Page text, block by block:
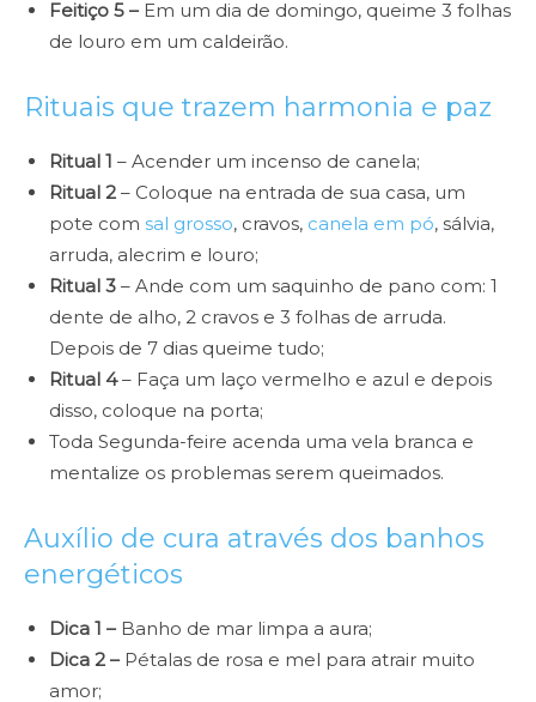
Feitiço 5 – Em um dia de domingo, queime 3 folhas
de louro em um caldeirão.
Rituais que trazem harmonia e paz
Ritual 1 – Acender um incenso de canela;
Ritual 2 – Coloque na entrada de sua casa, um
pote com sal grosso, cravos, canela em pó, sálvia,
arruda, alecrim e louro;
Ritual 3 – Ande com um saquinho de pano com: 1
dente de alho, 2 cravos e 3 folhas de arruda.
Depois de 7 dias queime tudo;
Ritual 4– Faça um laço vermelho e azul e depois
disso, coloque na porta;
Toda Segunda-feire acenda uma vela branca e
mentalize os problemas serem queimados.
Auxílio de cura através dos banhos
energéticos
Dica 1 – Banho de mar limpa a aura;
Dica 2 – Pétalas de rosa e mel para atrair muito
amor;